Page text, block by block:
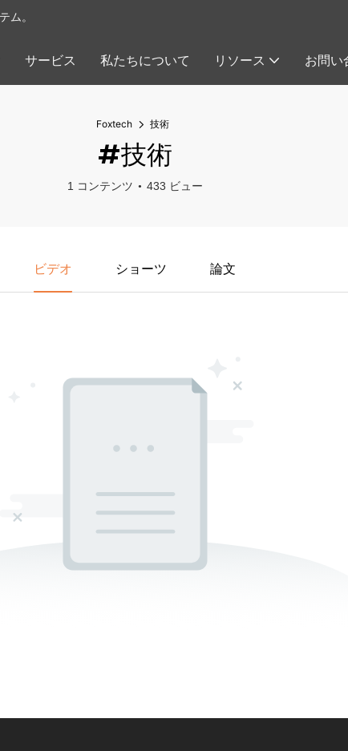
ム。
サービス 私たちについて リソース お問い
Foxtech 技術
#技術
1 コンテンツ 433 ビュー
ビデオ ショーツ 論文